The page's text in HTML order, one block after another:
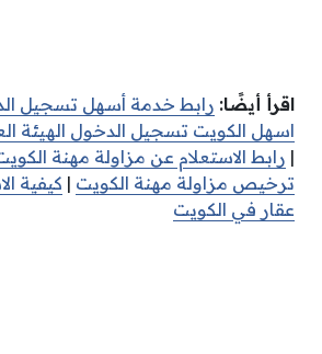
اقرأ أيضًا: رابط خدمة أسهل تسجيل
اسهل الكويت تسجيل الدخول الهيئة
| رابط الاستعلام عن مزاولة مهنة
ترخيص مزاولة مهنة الكويت | كيفية
عقار في الكويت